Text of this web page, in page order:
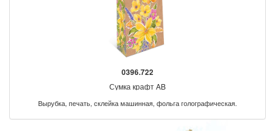
0396.722
Сумка крафт AB
Вырубка, печать, склейка машинная, фольга голографическая.